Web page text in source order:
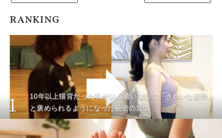
RANKING
1
10年以上猫背だった私がジム通いなしで「きれいな姿勢」
と褒められるようになった秘密の習慣